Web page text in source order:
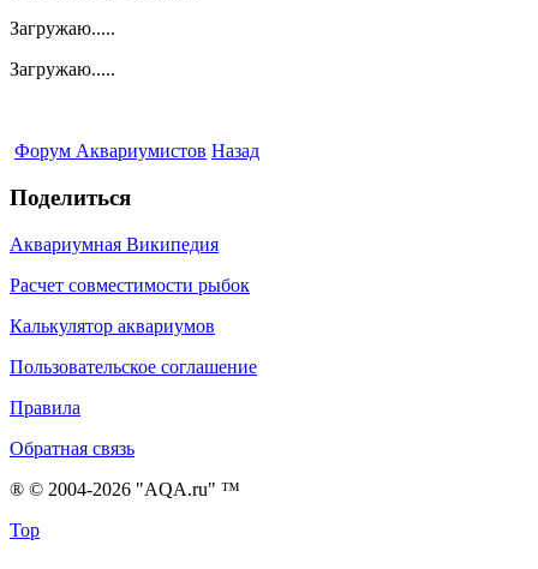
Загружаю.....
Загружаю.....
Форум Аквариумистов Назад
Поделиться
Аквариумная Википедия
Расчет совместимости рыбок
Калькулятор аквариумов
Пользовательское соглашение
Правила
Обратная связь
® © 2004-2026 "AQA.ru" ™
Top